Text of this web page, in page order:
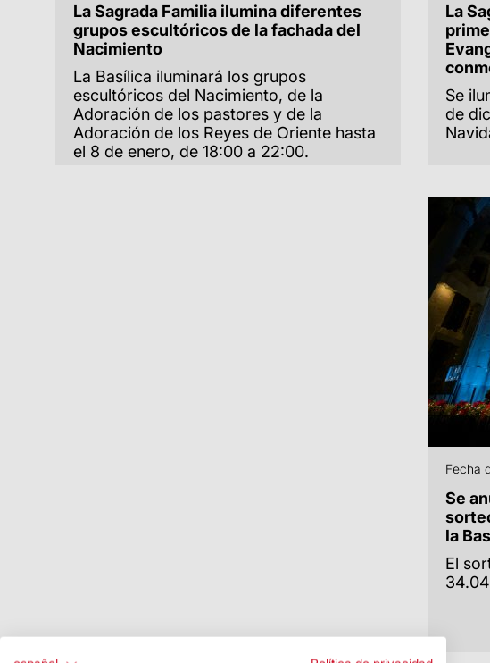
La Sagrada Familia ilumina diferentes
grupos escultóricos de la fachada del
Nacimiento
La Basílica iluminará los grupos
escultóricos del Nacimiento, de la
Adoración de los pastores y de la
Adoración de los Reyes de Oriente hasta
el 8 de enero, de 18:00 a 22:00.
La
Se
de
Fecha
Se
la
El